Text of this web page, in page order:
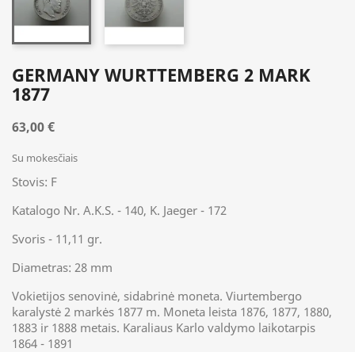
GERMANY WURTTEMBERG 2 MARK
1877
63,00 €
Su mokesčiais
Stovis: F
Katalogo Nr. A.K.S. - 140, K. Jaeger - 172
Svoris - 11,11 gr.
Diametras: 28 mm
Vokietijos senovinė, sidabrinė moneta. Viurtembergo
karalystė 2 markės 1877 m. Moneta leista 1876, 1877, 1880,
1883 ir 1888 metais. Karaliaus Karlo valdymo laikotarpis
1864 - 1891